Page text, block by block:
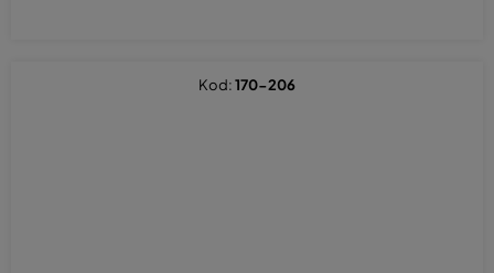
Kod:170-206